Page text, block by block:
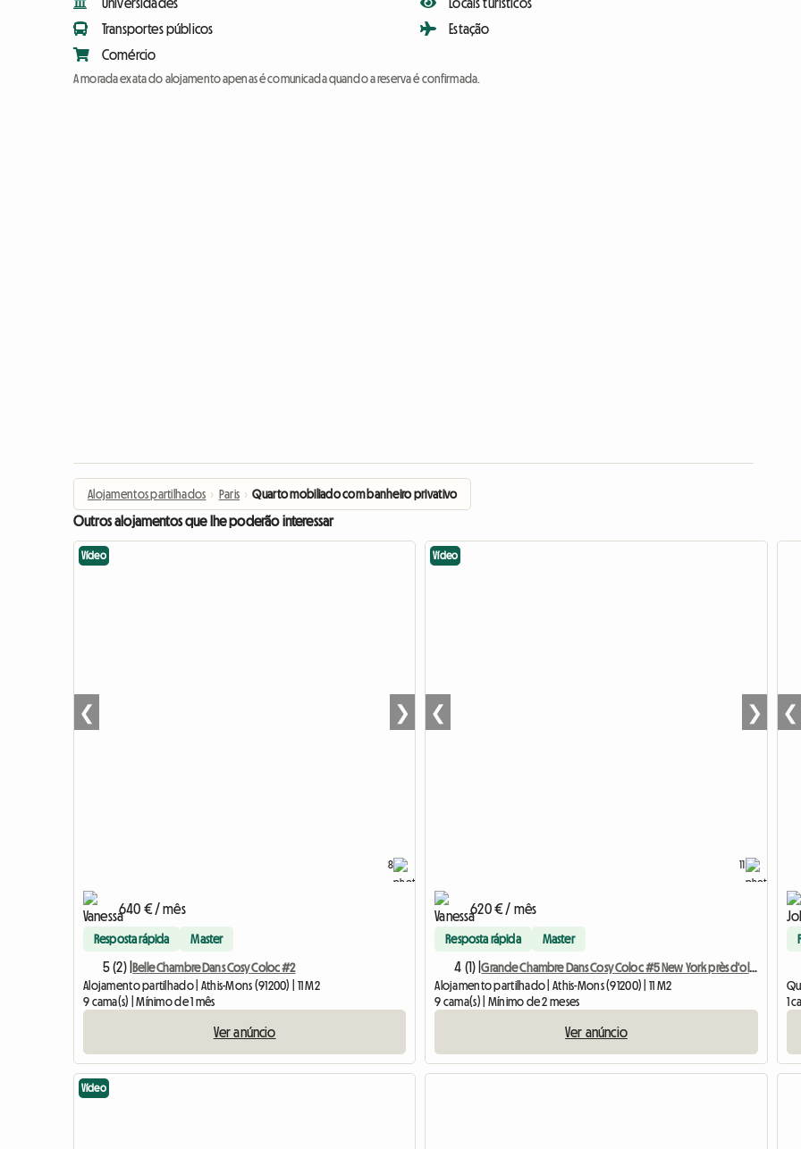
Transportes públicos
Comércio
Estação
A morada exata do alojamento apenas é comunicada quando a reserva é confirmada.
Alojamentos partilhados › Paris › Quarto mobiliado com banheiro privativo
Outros alojamentos que lhe poderão interessar
8
Vídeo
❮ ❯
640 € / mês
Resposta rápida Master
5 (2) |Belle Chambre Dans Cosy Coloc #2
Alojamento partilhado | Athis-Mons (91200) | 11 M2
9 cama(s) | Mínimo de 1 mês
Ver anúncio
11
Vídeo
❮ ❯
620 € / mês
Resposta rápida Master
4 (1) |
Grande Chambre Dans Cosy Coloc #5 New York près d'olry
Alojamento partilhado | Athis-Mons (91200) | 11 M2
9 cama(s) | Mínimo de 2 meses
Ver anúncio
❮
1
Vídeo